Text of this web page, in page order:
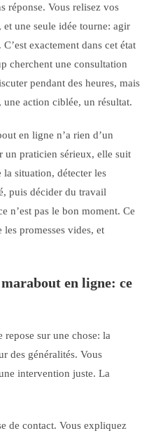
réponse. Vous relisez vos
et une seule idée tourne: agir
exactement dans cet état
cherchent une consultation
pendant des heures, mais
action ciblée, un résultat.
en ligne n’a rien d’un
un praticien sérieux, elle suit
situation, détecter les
puis décider du travail
n’est pas le bon moment. Ce
promesses vides, et
en ligne: ce
sur une chose: la
des généralités. Vous
intervention juste. La
de contact. Vous expliquez